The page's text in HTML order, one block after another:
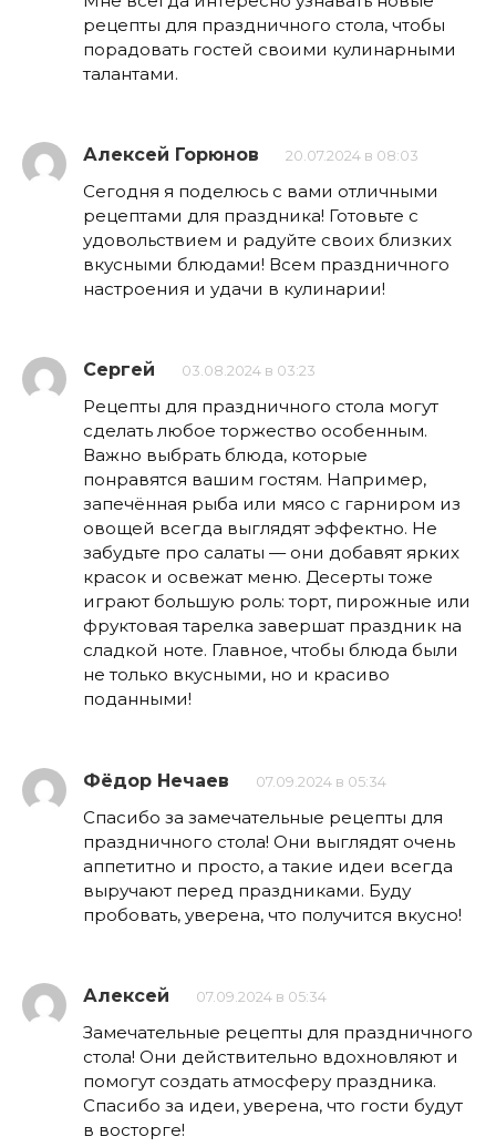
рецепты для праздничного стола, чтобы
порадовать гостей своими кулинарными
талантами.
Алексей Горюнов 20.07.2024 в 08:03
Сегодня я поделюсь с вами отличными
рецептами для праздника! Готовьте с
удовольствием и радуйте своих близких
вкусными блюдами! Всем праздничного
настроения и удачи в кулинарии!
Сергей 03.08.2024 в 03:23
Рецепты для праздничного стола могут
сделать любое торжество особенным.
Важно выбрать блюда, которые
понравятся вашим гостям. Например,
запечённая рыба или мясо с гарниром из
овощей всегда выглядят эффектно. Не
забудьте про салаты — они добавят ярких
красок и освежат меню. Десерты тоже
играют большую роль: торт, пирожные или
фруктовая тарелка завершат праздник на
сладкой ноте. Главное, чтобы блюда были
не только вкусными, но и красиво
поданными!
Фёдор Нечаев 07.09.2024 в 05:34
Спасибо за замечательные рецепты для
праздничного стола! Они выглядят очень
аппетитно и просто, а такие идеи всегда
выручают перед праздниками. Буду
пробовать, уверена, что получится вкусно!
Алексей 07.09.2024 в 05:34
Замечательные рецепты для праздничного
стола! Они действительно вдохновляют и
помогут создать атмосферу праздника.
Спасибо за идеи, уверена, что гости будут
в восторге!